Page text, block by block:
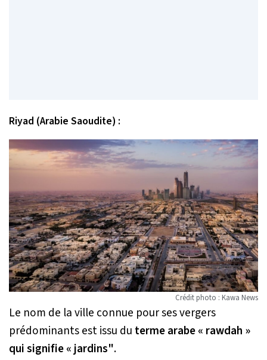
Riyad (Arabie Saoudite) :
Crédit photo : Kawa News
Le nom de la ville connue pour ses vergers
prédominants est issu du terme arabe « rawdah »
qui signifie « jardins".